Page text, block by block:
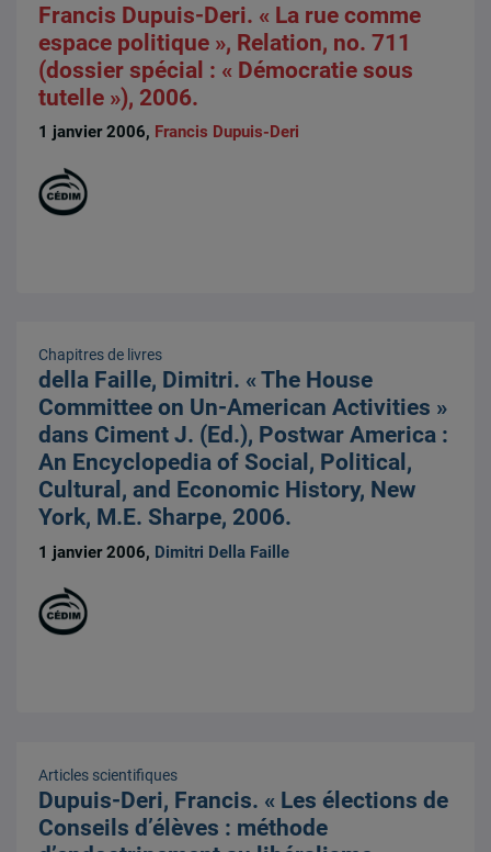
Francis Dupuis-Deri. « La rue comme
espace politique », Relation, no. 711
(dossier spécial : « Démocratie sous
tutelle »), 2006.
1 janvier 2006, Francis Dupuis-Deri
Chapitres de livres
della Faille, Dimitri. « The House
Committee on Un-American Activities »
dans Ciment J. (Ed.), Postwar America :
An Encyclopedia of Social, Political,
Cultural, and Economic History, New
York, M.E. Sharpe, 2006.
1 janvier 2006, Dimitri Della Faille
Articles scientifiques
Dupuis-Deri, Francis. « Les élections de
Conseils d’élèves : méthode